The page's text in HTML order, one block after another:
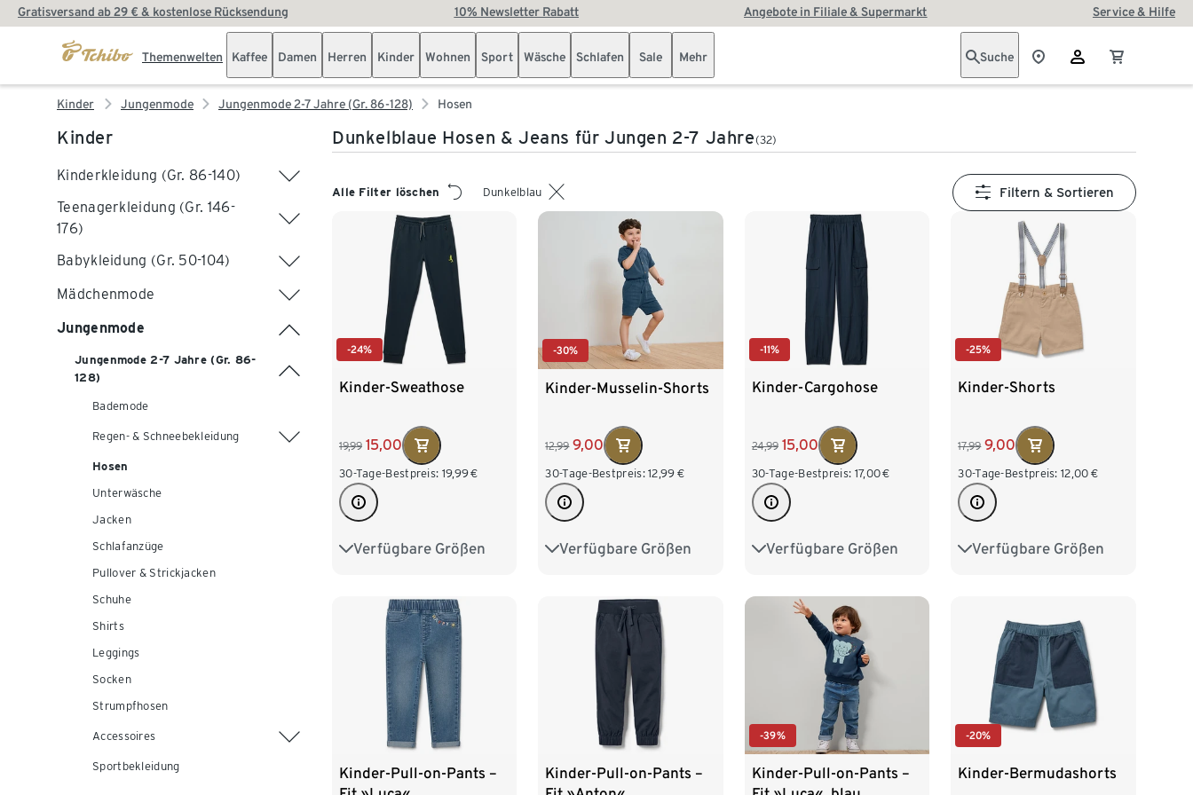
Gratisversand ab 29 € & kostenlose Rücksendung 10% Newsletter Rabatt Angebote in Filiale & Supermarkt Service & Hilfe
Themenwelten Kaffee Damen Herren Kinder Wohnen Sport Wäsche Schlafen Sale Mehr Suche
Kinder Jungenmode Jungenmode 2-7 Jahre (Gr. 86-128) Hosen
Kinder
Kinderkleidung (Gr. 86-140)
Teenagerkleidung (Gr. 146-
176)
Babykleidung (Gr. 50-104)
Mädchenmode
Jungenmode
Jungenmode 2-7 Jahre (Gr. 86-
128)
Bademode
Regen- & Schneebekleidung
Hosen
Unterwäsche
Jacken
Schlafanzüge
Pullover & Strickjacken
Schuhe
Shirts
Leggings
Socken
Strumpfhosen
Accessoires
Sportbekleidung
Dunkelblaue Hosen & Jeans für Jungen 2-7 Jahre(32)
Alle Filter löschen Dunkelblau Filtern & Sortieren
-24%
Kinder-Sweathose
19,99 15,00
30-Tage-Bestpreis: 19,99€
Verfügbare Größen
98/104 110/116
146/152 158/164
-30%
Kinder-Musselin-Shorts
12,99 9,00
30-Tage-Bestpreis: 12,99 €
Verfügbare Größen
86/92 98/104
-11%
Kinder-Cargohose
24,99 15,00
30-Tage-Bestpreis: 17,00€
Verfügbare Größen
122/128 134/140
-25%
Kinder-Shorts
17,99 9,00
30-Tage-Bestpreis: 12,00 €
Verfügbare Größen
74/80 86/92
122/128
Kinder-Pull-on-Pants –
Kinder-Pull-on-Pants –
-39%
Kinder-Pull-on-Pants –
-20%
Kinder-Bermudashorts